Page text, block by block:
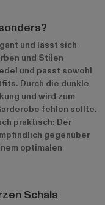
und lässt sich
und Stilen
und passt sowohl
Durch die dunkle
und wird zum
fehlen sollte.
praktisch: Der
gegenüber
optimalen
Schals